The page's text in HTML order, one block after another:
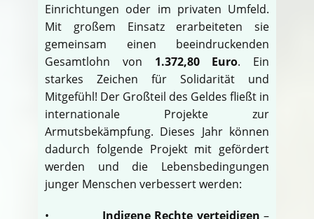
Einrichtungen oder im privaten Umfeld.
Mit großem Einsatz erarbeiteten sie
gemeinsam einen beeindruckenden
Gesamtlohn von 1.372,80 Euro. Ein
starkes Zeichen für Solidarität und
Mitgefühl! Der Großteil des Geldes fließt in
internationale Projekte zur
Armutsbekämpfung. Dieses Jahr können
dadurch folgende Projekt mit gefördert
werden und die Lebensbedingungen
junger Menschen verbessert werden:
• Indigene Rechte verteidigen –